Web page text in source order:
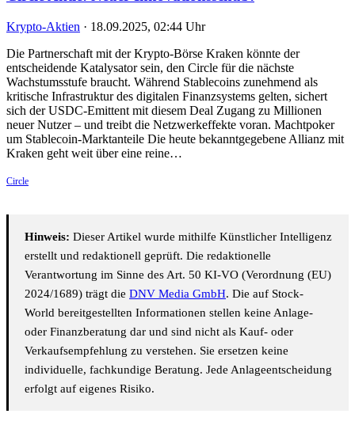
Krypto-Aktien · 18.09.2025, 02:44 Uhr
Die Partnerschaft mit der Krypto-Börse Kraken könnte der
entscheidende Katalysator sein, den Circle für die nächste
Wachstumsstufe braucht. Während Stablecoins zunehmend als
kritische Infrastruktur des digitalen Finanzsystems gelten, sichert
sich der USDC-Emittent mit diesem Deal Zugang zu Millionen
neuer Nutzer – und treibt die Netzwerkeffekte voran. Machtpoker
um Stablecoin-Marktanteile Die heute bekanntgegebene Allianz mit
Kraken geht weit über eine reine…
Circle
Hinweis: Dieser Artikel wurde mithilfe Künstlicher Intelligenz
erstellt und redaktionell geprüft. Die redaktionelle
Verantwortung im Sinne des Art. 50 KI-VO (Verordnung (EU)
2024/1689) trägt die DNV Media GmbH. Die auf Stock-
World bereitgestellten Informationen stellen keine Anlage-
oder Finanzberatung dar und sind nicht als Kauf- oder
Verkaufsempfehlung zu verstehen. Sie ersetzen keine
individuelle, fachkundige Beratung. Jede Anlageentscheidung
erfolgt auf eigenes Risiko.